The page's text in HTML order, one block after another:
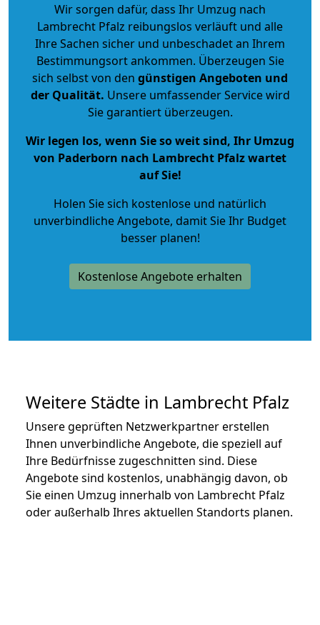
Wir sorgen dafür, dass Ihr Umzug nach
Lambrecht Pfalz reibungslos verläuft und alle
Ihre Sachen sicher und unbeschadet an Ihrem
Bestimmungsort ankommen. Überzeugen Sie
sich selbst von den günstigen Angeboten und
der Qualität. Unsere umfassender Service wird
Sie garantiert überzeugen.
Wir legen los, wenn Sie so weit sind, Ihr Umzug
von Paderborn nach Lambrecht Pfalz wartet
auf Sie!
Holen Sie sich kostenlose und natürlich
unverbindliche Angebote, damit Sie Ihr Budget
besser planen!
Kostenlose Angebote erhalten
Weitere Städte in Lambrecht Pfalz
Unsere geprüften Netzwerkpartner erstellen
Ihnen unverbindliche Angebote, die speziell auf
Ihre Bedürfnisse zugeschnitten sind. Diese
Angebote sind kostenlos, unabhängig davon, ob
Sie einen Umzug innerhalb von Lambrecht Pfalz
oder außerhalb Ihres aktuellen Standorts planen.